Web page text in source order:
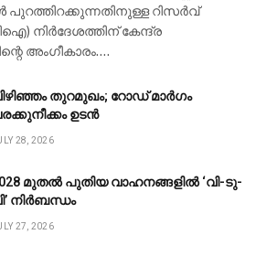
പുറത്തിറക്കുന്നതിനുള്ള റിസർവ്
നിർദേശത്തിന് കേന്ദ്ര
അംഗീകാരം.…
തുറമുഖം; റോഡ് മാർഗം
ഉടൻ
28, 2026
മുതൽ പുതിയ വാഹനങ്ങളിൽ ‘വി-ടു-
നിർബന്ധം
27, 2026